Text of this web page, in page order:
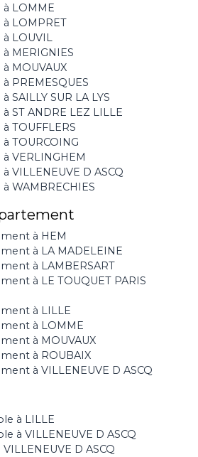
LOMME
LOMPRET
LOUVIL
MERIGNIES
MOUVAUX
PREMESQUES
SAILLY SUR LA LYS
ST ANDRE LEZ LILLE
TOUFFLERS
TOURCOING
VERLINGHEM
VILLENEUVE D ASCQ
WAMBRECHIES
à HEM
à LA MADELEINE
à LAMBERSART
à LE TOUQUET PARIS
à LILLE
à LOMME
à MOUVAUX
à ROUBAIX
à VILLENEUVE D ASCQ
à LILLE
à VILLENEUVE D ASCQ
D ASCQ